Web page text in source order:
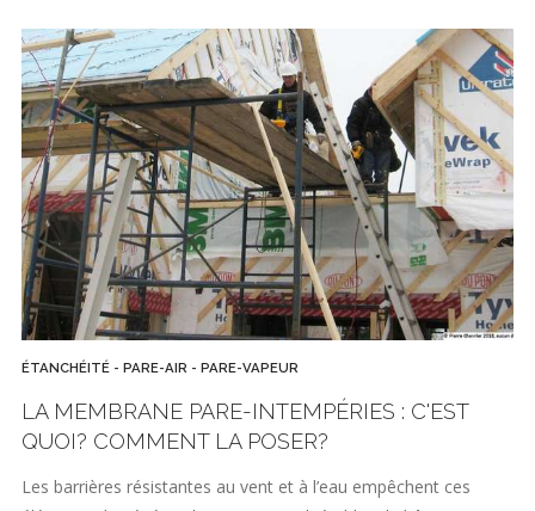
ÉTANCHÉITÉ - PARE-AIR - PARE-VAPEUR
LA MEMBRANE PARE-INTEMPÉRIES : C'EST
QUOI? COMMENT LA POSER?
Les barrières résistantes au vent et à l’eau empêchent ces